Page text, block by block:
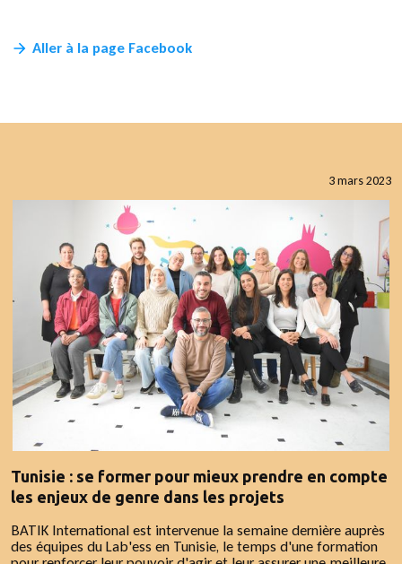
Aller à la page Facebook
3 mars 2023
Tunisie : se former pour mieux prendre en compte
les enjeux de genre dans les projets
BATIK International est intervenue la semaine dernière auprès
des équipes du Lab'ess en Tunisie, le temps d'une formation